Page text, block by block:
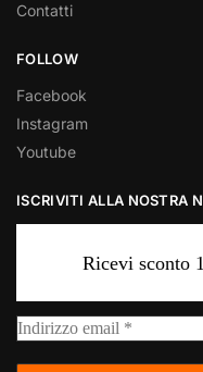
Contatti
FOLLOW
Facebook
Instagram
Youtube
ISCRIVITI ALLA NOSTRA
Ricevi sconto